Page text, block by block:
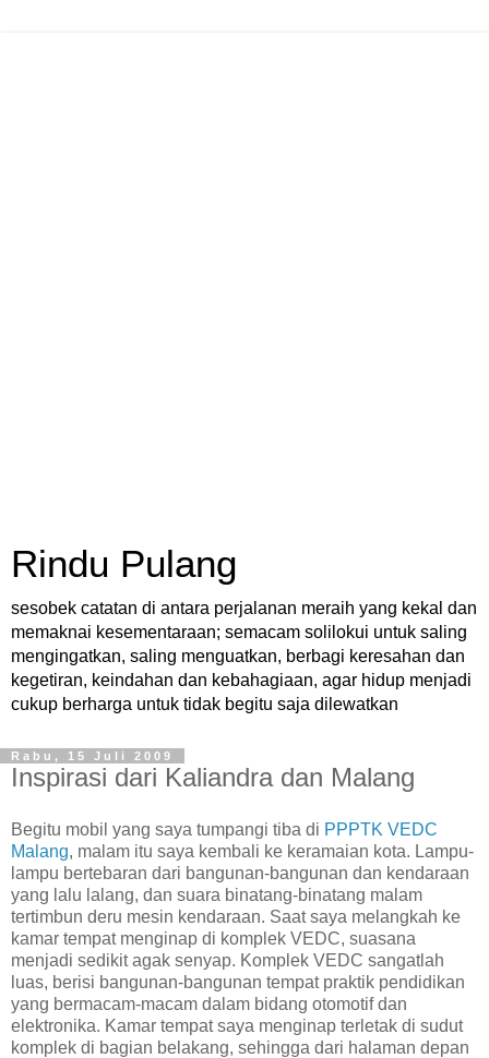
Rindu Pulang
sesobek catatan di antara perjalanan meraih yang kekal dan
memaknai kesementaraan; semacam solilokui untuk saling
mengingatkan, saling menguatkan, berbagi keresahan dan
kegetiran, keindahan dan kebahagiaan, agar hidup menjadi
cukup berharga untuk tidak begitu saja dilewatkan
Rabu, 15 Juli 2009
Inspirasi dari Kaliandra dan Malang
Begitu mobil yang saya tumpangi tiba di PPPTK VEDC
Malang, malam itu saya kembali ke keramaian kota. Lampu-
lampu bertebaran dari bangunan-bangunan dan kendaraan
yang lalu lalang, dan suara binatang-binatang malam
tertimbun deru mesin kendaraan. Saat saya melangkah ke
kamar tempat menginap di komplek VEDC, suasana
menjadi sedikit agak senyap. Komplek VEDC sangatlah
luas, berisi bangunan-bangunan tempat praktik pendidikan
yang bermacam-macam dalam bidang otomotif dan
elektronika. Kamar tempat saya menginap terletak di sudut
komplek di bagian belakang, sehingga dari halaman depan